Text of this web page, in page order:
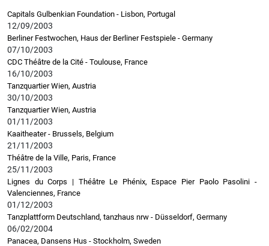
Capitals Gulbenkian Foundation - Lisbon, Portugal
12/09/2003
Berliner Festwochen, Haus der Berliner Festspiele - Germany
07/10/2003
CDC Théâtre de la Cité - Toulouse, France
16/10/2003
Tanzquartier Wien, Austria
30/10/2003
Tanzquartier Wien, Austria
01/11/2003
Kaaitheater - Brussels, Belgium
21/11/2003
Théâtre de la Ville, Paris, France
25/11/2003
Lignes du Corps | Théâtre Le Phénix, Espace Pier Paolo Pasolini -
Valenciennes, France
01/12/2003
Tanzplattform Deutschland, tanzhaus nrw - Düsseldorf, Germany
06/02/2004
Panacea, Dansens Hus - Stockholm, Sweden